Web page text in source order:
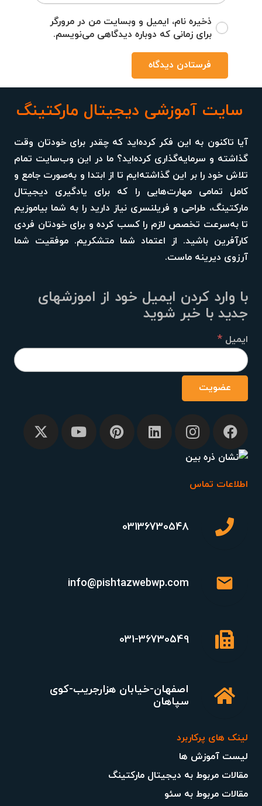
ذخیره نام، ایمیل و وبسایت من در مرورگر
برای زمانی که دوباره دیدگاهی می‌نویسم.
فرستادن دیدگاه
سایت آموزشی دیجیتال مارکتینگ
آیا تاکنون به این فکر کرده‌اید که چقدر برای خودتان وقت
گذاشته و سرمایه‌گذاری کرده‌اید؟ ما در این وب‌سایت تمام
تلاش خود را بر این گذاشته‌ایم تا از ابتدا و به‌صورت جامع و
کامل تمامی مهارت‌هایی را که برای یادگیری دیجیتال
مارکتینگ، طراحی و فریلنسری نیاز دارید را به شما بیاموزیم
تا به‌سرعت تخصص لازم را کسب کرده و برای خودتان فردی
کارآفرین باشید. از اعتماد شما متشکریم. موفقیت شما
آرزوی دیرینه ماست.
با وارد کردن ایمیل خود از اموزشهای
جدید با خبر شوید
ایمیل *
اطلاعات تماس
03136730548
mail
info@pishtazwebwp.com
031-36730549
اصفهان-خیابان هزارجریب-کوی
سپاهان
لینک های پرکاربرد
لیست آموزش ها
مقالات مربوط به دیجیتال مارکتینگ
مقالات مربوط به سئو